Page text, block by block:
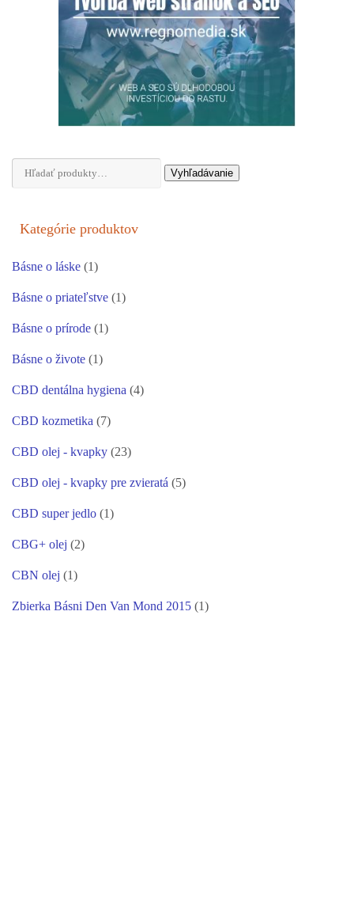
Hľadať: Vyhľadávanie
Kategórie produktov
Básne o láske (1)
Básne o priateľstve (1)
Básne o prírode (1)
Básne o živote (1)
CBD dentálna hygiena (4)
CBD kozmetika (7)
CBD olej - kvapky (23)
CBD olej - kvapky pre zvieratá (5)
CBD super jedlo (1)
CBG+ olej (2)
CBN olej (1)
Zbierka Básni Den Van Mond 2015 (1)